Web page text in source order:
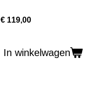
€ 119,00
In winkelwagen